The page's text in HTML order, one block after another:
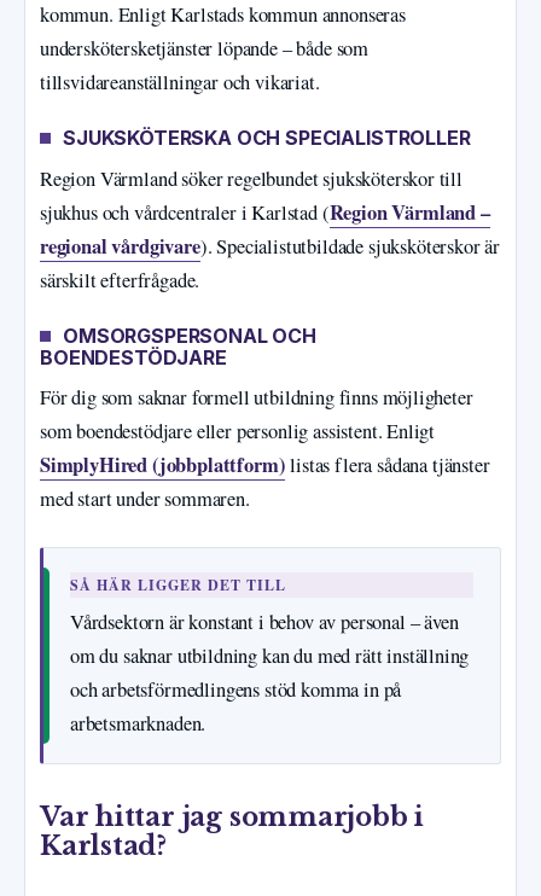
kommun. Enligt Karlstads kommun annonseras
underskötersketjänster löpande – både som
tillsvidareanställningar och vikariat.
SJUKSKÖTERSKA OCH SPECIALISTROLLER
Region Värmland söker regelbundet sjuksköterskor till
sjukhus och vårdcentraler i Karlstad (Region Värmland –
regional vårdgivare). Specialistutbildade sjuksköterskor är
särskilt efterfrågade.
OMSORGSPERSONAL OCH
BOENDESTÖDJARE
För dig som saknar formell utbildning finns möjligheter
som boendestödjare eller personlig assistent. Enligt
SimplyHired (jobbplattform)listas flera sådana tjänster
med start under sommaren.
SÅ HÄR LIGGER DET TILL
Vårdsektorn är konstant i behov av personal – även
om du saknar utbildning kan du med rätt inställning
och arbetsförmedlingens stöd komma in på
arbetsmarknaden.
Var hittar jag sommarjobb i
Karlstad?